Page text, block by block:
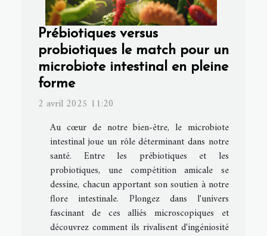
Prébiotiques versus
probiotiques le match pour un
microbiote intestinal en pleine
forme
2 avril 2025 11:20
Au cœur de notre bien-être, le microbiote
intestinal joue un rôle déterminant dans notre
santé. Entre les prébiotiques et les
probiotiques, une compétition amicale se
dessine, chacun apportant son soutien à notre
flore intestinale. Plongez dans l'univers
fascinant de ces alliés microscopiques et
découvrez comment ils rivalisent d'ingéniosité